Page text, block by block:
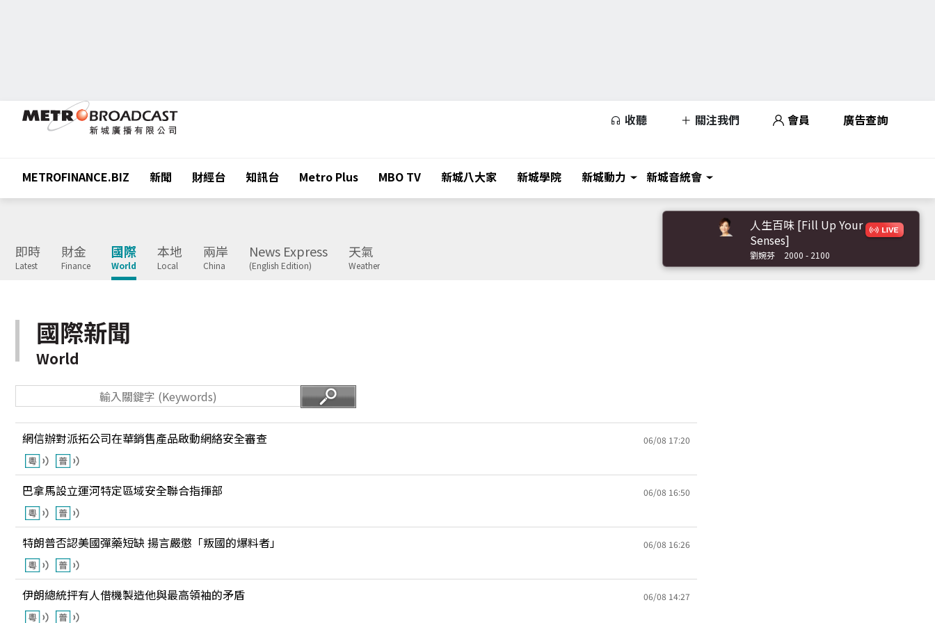
收聽 關注我們 會員 廣告查詢
METROFINANCE.BIZ 新聞 財經台 知訊台 Metro Plus MBO TV 新城八大家 新城學院 新城動力 新城音統會
即時
Latest
財金
Finance
國際
World
本地
Local
兩岸
China
News Express
(English Edition)
天氣
Weather
人生百味 [Fill Up Your
Senses]
劉婉芬 2000 - 2100
國際新聞
World
網信辦對派拓公司在華銷售產品啟動網絡安全審查 06/08 17:20
巴拿馬設立運河特定區域安全聯合指揮部 06/08 16:50
特朗普否認美國彈藥短缺 揚言嚴懲「叛國的爆料者」 06/08 16:26
伊朗總統抨有人借機製造他與最高領袖的矛盾 06/08 14:27